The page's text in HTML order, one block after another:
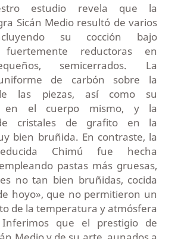
estudio revela que la
Sicán Medio resultó de varios
su cocción bajo
fuertemente reductoras en
semicerrados. La
de carbón sobre la
las piezas, así como su
en el cuerpo mismo, y la
cristales de grafito en la
bien bruñida. En contraste, la
Chimú fue hecha
pastas más gruesas,
no tan bien bruñidas, cocida
hoyo», que no permitieron un
de la temperatura y atmósfera
que el prestigio de